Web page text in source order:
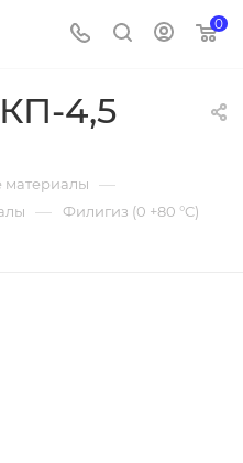
0
4,5
материалы —
— Филигиз (0 +80 °C)